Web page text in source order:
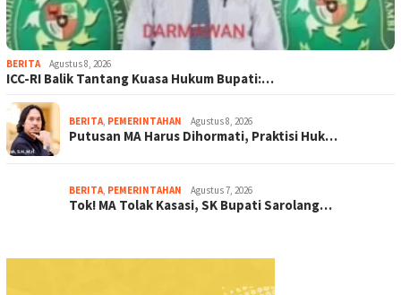
BERITA Agustus 8, 2026
ICC-RI Balik Tantang Kuasa Hukum Bupati:…
BERITA, PEMERINTAHAN Agustus 8, 2026
Putusan MA Harus Dihormati, Praktisi Huk…
BERITA, PEMERINTAHAN Agustus 7, 2026
Tok! MA Tolak Kasasi, SK Bupati Sarolang…